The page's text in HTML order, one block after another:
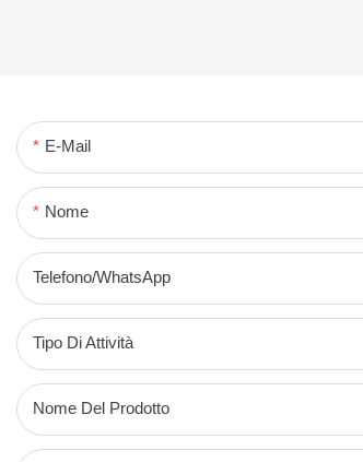
E-Mail
Nome
Telefono/WhatsApp
Tipo Di Attività
Nome Del Prodotto